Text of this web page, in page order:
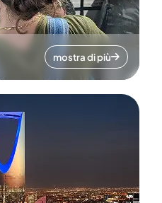
mostra di più